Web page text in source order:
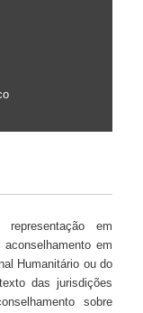
em
em
Humanitário ou do
das jurisdições
sobre